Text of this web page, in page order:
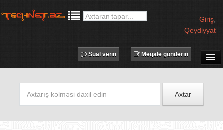
Giriş
Qeydiyyat
MƏQALƏLƏR
İŞ ELANLARI
Məqalə göndərin
Sual verin
Axtar